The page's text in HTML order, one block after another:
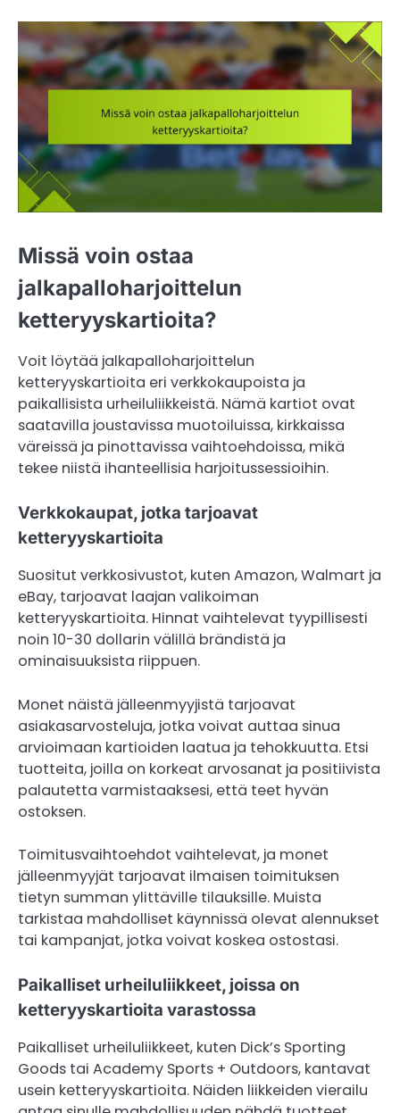
Missä voin ostaa
jalkapalloharjoittelun
ketteryyskartioita?
Voit löytää jalkapalloharjoittelun
ketteryyskartioita eri verkkokaupoista ja
paikallisista urheiluliikkeistä. Nämä kartiot ovat
saatavilla joustavissa muotoiluissa, kirkkaissa
väreissä ja pinottavissa vaihtoehdoissa, mikä
tekee niistä ihanteellisia harjoitussessioihin.
Verkkokaupat, jotka tarjoavat
ketteryyskartioita
Suositut verkkosivustot, kuten Amazon, Walmart ja
eBay, tarjoavat laajan valikoiman
ketteryyskartioita. Hinnat vaihtelevat tyypillisesti
noin 10-30 dollarin välillä brändistä ja
ominaisuuksista riippuen.
Monet näistä jälleenmyyjistä tarjoavat
asiakasarvosteluja, jotka voivat auttaa sinua
arvioimaan kartioiden laatua ja tehokkuutta. Etsi
tuotteita, joilla on korkeat arvosanat ja positiivista
palautetta varmistaaksesi, että teet hyvän
ostoksen.
Toimitusvaihtoehdot vaihtelevat, ja monet
jälleenmyyjät tarjoavat ilmaisen toimituksen
tietyn summan ylittäville tilauksille. Muista
tarkistaa mahdolliset käynnissä olevat alennukset
tai kampanjat, jotka voivat koskea ostostasi.
Paikalliset urheiluliikkeet, joissa on
ketteryyskartioita varastossa
Paikalliset urheiluliikkeet, kuten Dick’s Sporting
Goods tai Academy Sports + Outdoors, kantavat
usein ketteryyskartioita. Näiden liikkeiden vierailu